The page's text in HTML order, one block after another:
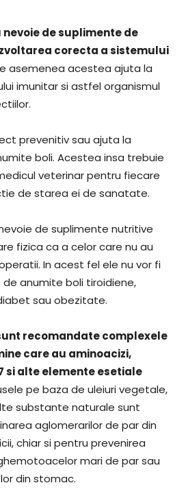
de suplimente de
corecta a sistemului
asemenea acestea ajuta la
imunitar si astfel organismul
prevenitiv sau ajuta la
boli. Acestea insa trebuie
veterinar pentru fiecare
de starea ei de sanatate.
de suplimente nutritive
fizica ca a celor care nu au
In acest fel ele nu vor fi
anumite boli tiroidiene,
sau obezitate.
recomandate complexele
care au aminoacizi,
si alte elemente esetiale
pe baza de uleiuri vegetale,
substante naturale sunt
aglomerarilor de par din
chiar si pentru prevenirea
mari de par sau
din stomac.